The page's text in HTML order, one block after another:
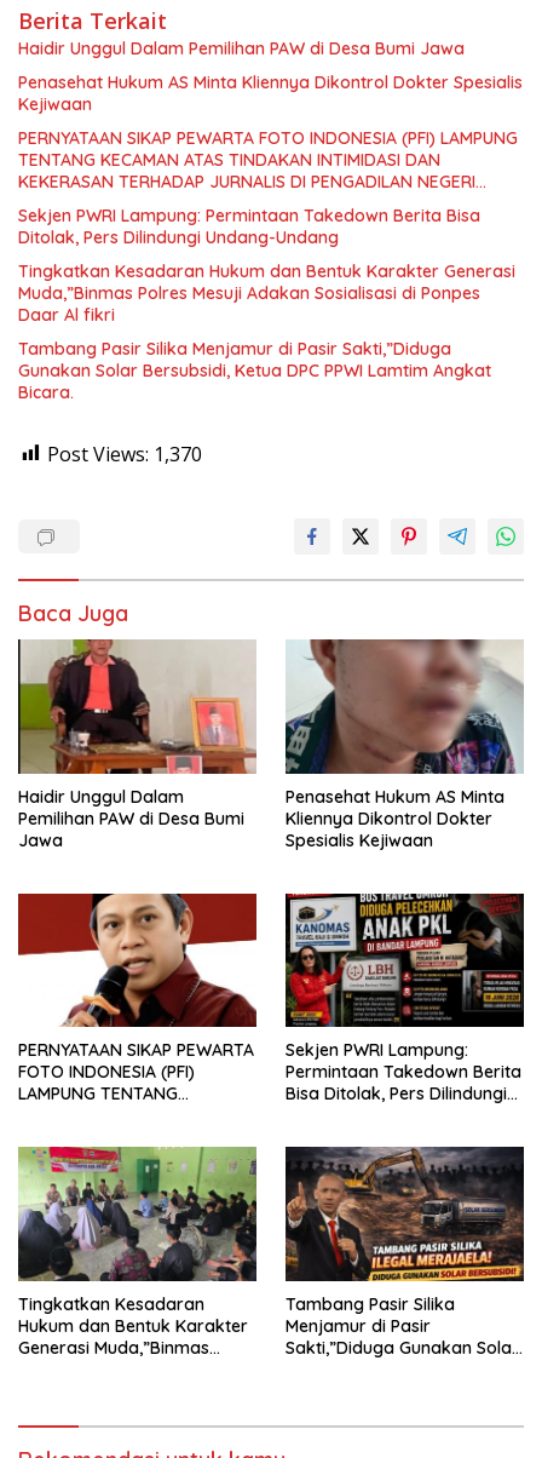
Berita Terkait
Haidir Unggul Dalam Pemilihan PAW di Desa Bumi Jawa
Penasehat Hukum AS Minta Kliennya Dikontrol Dokter Spesialis
Kejiwaan
PERNYATAAN SIKAP PEWARTA FOTO INDONESIA (PFI) LAMPUNG
TENTANG KECAMAN ATAS TINDAKAN INTIMIDASI DAN
KEKERASAN TERHADAP JURNALIS DI PENGADILAN NEGERI
TANJUNG KARANG.
Sekjen PWRI Lampung: Permintaan Takedown Berita Bisa
Ditolak, Pers Dilindungi Undang-Undang
Tingkatkan Kesadaran Hukum dan Bentuk Karakter Generasi
Muda,”Binmas Polres Mesuji Adakan Sosialisasi di Ponpes
Daar Al fikri
Tambang Pasir Silika Menjamur di Pasir Sakti,”Diduga
Gunakan Solar Bersubsidi, Ketua DPC PPWI Lamtim Angkat
Bicara.
Post Views: 1,370
Baca Juga
Haidir Unggul Dalam
Pemilihan PAW di Desa Bumi
Jawa
Penasehat Hukum AS Minta
Kliennya Dikontrol Dokter
Spesialis Kejiwaan
PERNYATAAN SIKAP PEWARTA
FOTO INDONESIA (PFI)
LAMPUNG TENTANG
TERHADAP JURNALIS DI
PENGADILAN NEGERI
TANJUNG KARANG.
Sekjen PWRI Lampung:
Permintaan Takedown Berita
Bisa Ditolak, Pers Dilindungi
Tingkatkan Kesadaran
Hukum dan Bentuk Karakter
Generasi Muda,”Binmas
Tambang Pasir Silika
Menjamur di Pasir
Sakti,”Diduga Gunakan Solar